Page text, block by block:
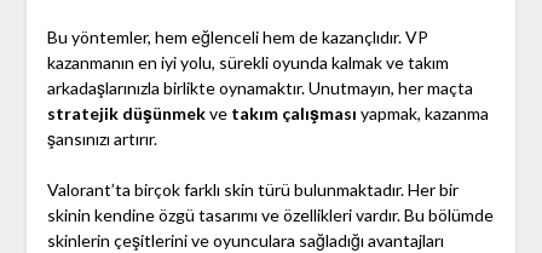
Bu yöntemler, hem eğlenceli hem de kazançlıdır. VP
kazanmanın en iyi yolu, sürekli oyunda kalmak ve takım
arkadaşlarınızla birlikte oynamaktır. Unutmayın, her maçta
stratejik düşünmekve takım çalışması yapmak, kazanma
şansınızı artırır.
Valorant’ta birçok farklı skin türü bulunmaktadır. Her bir
skinin kendine özgü tasarımı ve özellikleri vardır. Bu bölümde
skinlerin çeşitlerini ve oyunculara sağladığı avantajları